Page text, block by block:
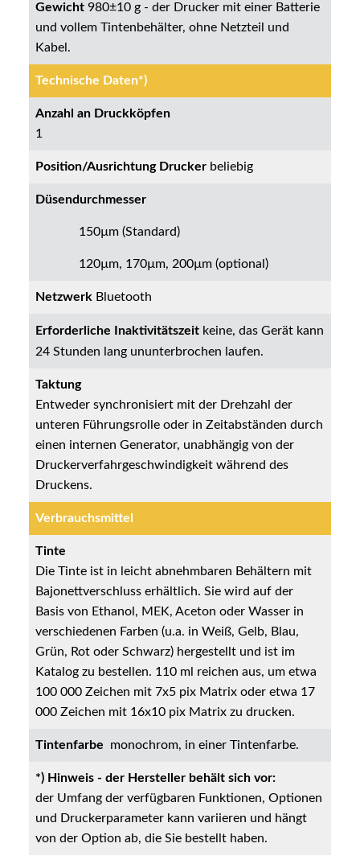
Gewicht 980±10 g - der Drucker mit einer Batterie
und vollem Tintenbehälter, ohne Netzteil und
Kabel.
Technische Daten*)
Anzahl an Druckköpfen
1
Position/Ausrichtung Drucker beliebig
Düsendurchmesser
150µm (Standard)
120µm, 170µm, 200µm (optional)
Netzwerk Bluetooth
Erforderliche Inaktivitätszeit keine, das Gerät kann
24 Stunden lang ununterbrochen laufen.
Taktung
Entweder synchronisiert mit der Drehzahl der
unteren Führungsrolle oder in Zeitabständen durch
einen internen Generator, unabhängig von der
Druckerverfahrgeschwindigkeit während des
Druckens.
Verbrauchsmittel
Tinte
Die Tinte ist in leicht abnehmbaren Behältern mit
Bajonettverschluss erhältlich. Sie wird auf der
Basis von Ethanol, MEK, Aceton oder Wasser in
verschiedenen Farben (u.a. in Weiß, Gelb, Blau,
Grün, Rot oder Schwarz) hergestellt und ist im
Katalog zu bestellen. 110 ml reichen aus, um etwa
100 000 Zeichen mit 7x5 pix Matrix oder etwa 17
000 Zeichen mit 16x10 pix Matrix zu drucken.
Tintenfarbe monochrom, in einer Tintenfarbe.
*) Hinweis - der Hersteller behält sich vor:
der Umfang der verfügbaren Funktionen, Optionen
und Druckerparameter kann variieren und hängt
von der Option ab, die Sie bestellt haben.